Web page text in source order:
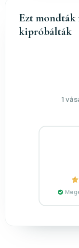
Ezt
kipróbálták
1